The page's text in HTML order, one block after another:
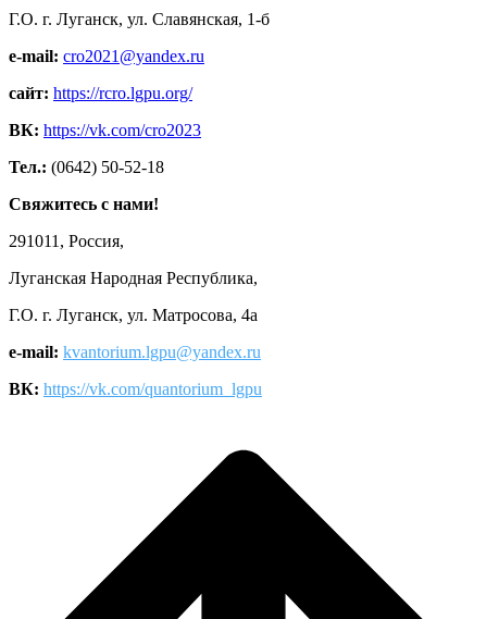
Г.О. г. Луганск, ул. Славянская, 1-б
e-mail: cro2021@yandex.ru
сайт: https://rcro.lgpu.org/
ВК: https://vk.com/cro2023
Тел.: (0642) 50-52-18
Свяжитесь с нами!
291011, Россия,
Луганская Народная Республика,
Г.О. г. Луганск, ул. Матросова, 4а
e-mail: kvantorium.lgpu@yandex.ru
ВК: https://vk.com/quantorium_lgpu